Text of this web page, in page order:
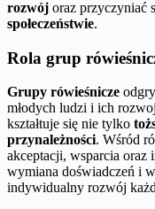
rozwój oraz przyczyniać
społeczeństwie.
Rola grup
Grupy rówieśnicze
młodych ludzi i ich
kształtuje się nie tylko
przynależności. Wśród
akceptacji, wsparcia oraz
wymiana doświadczeń i
indywidualny rozwój